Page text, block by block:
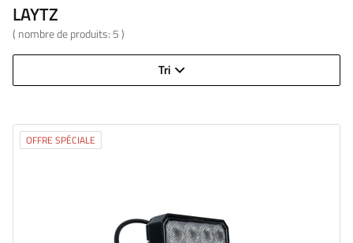
LAYTZ
( nombre de produits: 5)
Tri
OFFRE SPÉCIALE
Flux lumineux: